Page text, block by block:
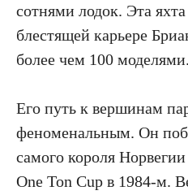
сотнями лодок. Эта
блестящей карьере
более чем 100 моделями.
Его путь к вершинам
феноменальным. Он
самого короля
One Ton Cup в 1984-м.